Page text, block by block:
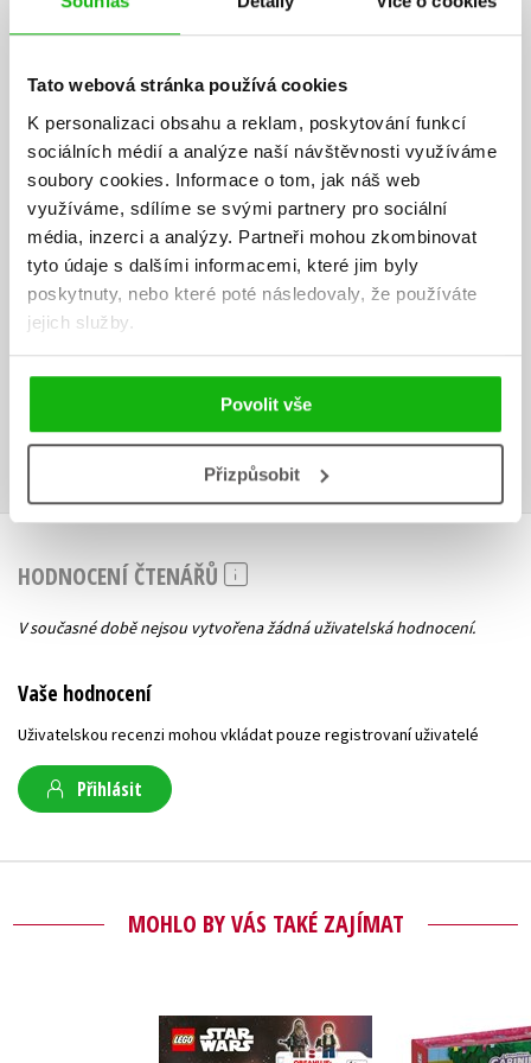
Tato webová stránka používá cookies
K personalizaci obsahu a reklam, poskytování funkcí
sociálních médií a analýze naší návštěvnosti využíváme
soubory cookies. Informace o tom, jak náš web
využíváme, sdílíme se svými partnery pro sociální
média, inzerci a analýzy. Partneři mohou zkombinovat
tyto údaje s dalšími informacemi, které jim byly
poskytnuty, nebo které poté následovaly, že používáte
jejich služby.
Povolit vše
Přizpůsobit
Sladké sny, hezky
spi
Jaromír Kincl
Hana Lamková
,
Josef Lamka
,
Libuše Koutná
,
Rudolf Čechura
,
Jiří Munk
,
Alena Munková
,
Jaroslav Pacovský
,
Pavel Sýkora
,
Jiří Šebánek
,
Ljuba Štíplová
,
Josef Čapek
,
Dagmar Spanlangová
,
Pavel Teisinger
,
Pavel Brycz
,
Pavel Šrut
,
Josef Kolář
,
Kolektiv
,
Václav Čtvrtek
Do košíku
HODNOCENÍ ČTENÁŘŮ
V současné době nejsou vytvořena žádná uživatelská hodnocení.
Vaše hodnocení
Uživatelskou recenzi mohou vkládat pouze registrovaní uživatelé
Přihlásit
MOHLO BY VÁS TAKÉ ZAJÍMAT
LEGO® Star Wars™
Gábinin